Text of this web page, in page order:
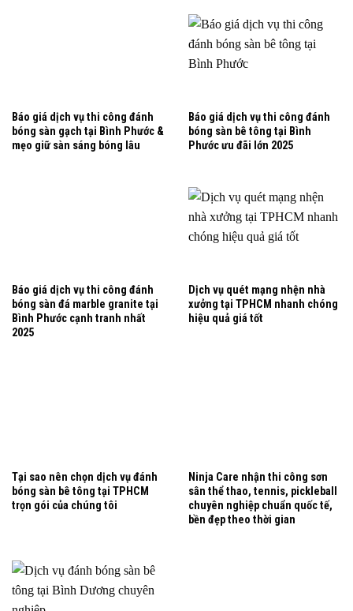
Báo giá dịch vụ thi công đánh
bóng sàn gạch tại Bình Phước &
mẹo giữ sàn sáng bóng lâu
Báo giá dịch vụ thi công đánh
bóng sàn bê tông tại Bình
Phước ưu đãi lớn 2025
Báo giá dịch vụ thi công đánh
bóng sàn đá marble granite tại
Bình Phước cạnh tranh nhất
2025
Dịch vụ quét mạng nhện nhà
xưởng tại TPHCM nhanh chóng
hiệu quả giá tốt
Tại sao nên chọn dịch vụ đánh
bóng sàn bê tông tại TPHCM
trọn gói của chúng tôi
Ninja Care nhận thi công sơn
sân thể thao, tennis, pickleball
chuyên nghiệp chuẩn quốc tế,
bền đẹp theo thời gian